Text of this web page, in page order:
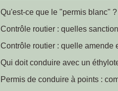
Qu'est-ce que le "permis blanc" ?
Contrôle routier : quelles
Contrôle routier : quelle amende
Qui doit conduire avec un
Permis de conduire à points :